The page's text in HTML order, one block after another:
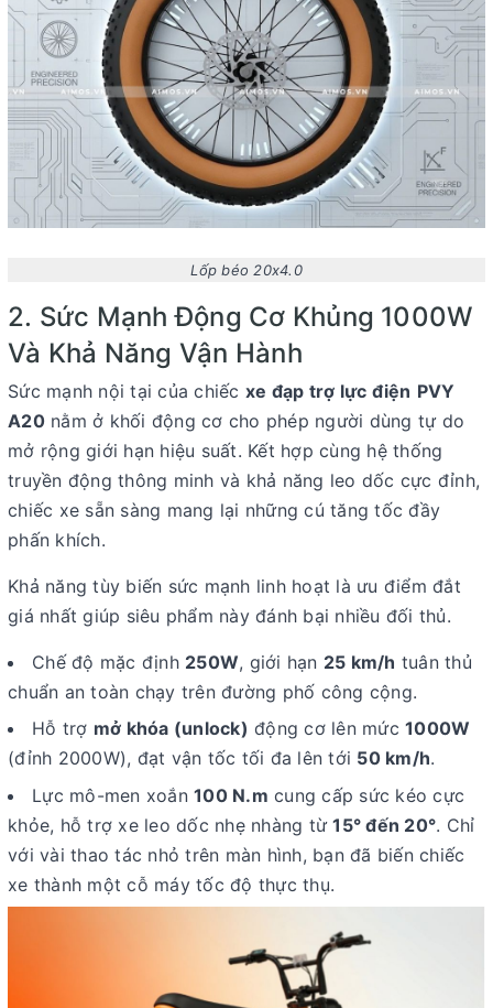
Lốp béo 20x4.0
2. Sức Mạnh Động Cơ Khủng 1000W
Và Khả Năng Vận Hành
Sức mạnh nội tại của chiếc xe đạp trợ lực điện PVY
A20nằm ở khối động cơ cho phép người dùng tự do
mở rộng giới hạn hiệu suất. Kết hợp cùng hệ thống
truyền động thông minh và khả năng leo dốc cực đỉnh,
chiếc xe sẵn sàng mang lại những cú tăng tốc đầy
phấn khích.
Khả năng tùy biến sức mạnh linh hoạt là ưu điểm đắt
giá nhất giúp siêu phẩm này đánh bại nhiều đối thủ.
Chế độ mặc định 250W, giới hạn 25 km/h tuân thủ
chuẩn an toàn chạy trên đường phố công cộng.
Hỗ trợ mở khóa (unlock) động cơ lên mức 1000W
(đỉnh 2000W), đạt vận tốc tối đa lên tới 50 km/h.
Lực mô-men xoắn 100 N.m cung cấp sức kéo cực
khỏe, hỗ trợ xe leo dốc nhẹ nhàng từ15° đến 20°. Chỉ
với vài thao tác nhỏ trên màn hình, bạn đã biến chiếc
xe thành một cỗ máy tốc độ thực thụ.